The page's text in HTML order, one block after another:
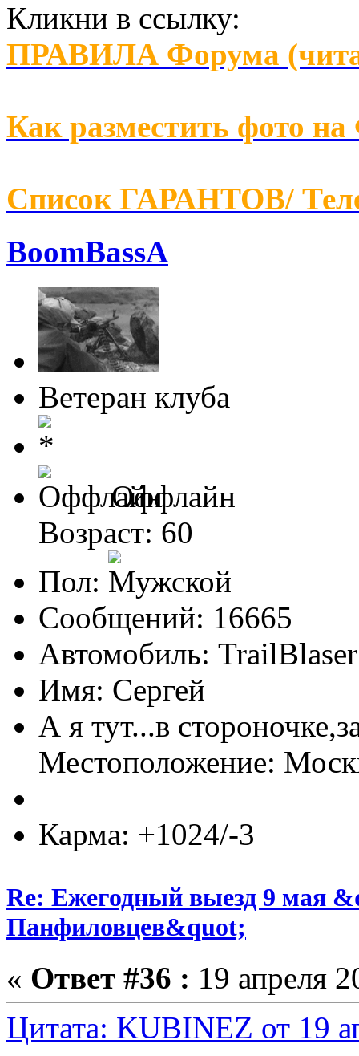
Кликни в ссылку:
ПРАВИЛА Форума
Как разместить фото
Список ГАРАНТОВ/
BoomBassA
Ветеран клуба
Оффлайн
Возраст: 60
Пол:
Сообщений: 16665
Автомобиль:
Имя: Сергей
А я тут...в
Местоположение:
Карма: +1024/-3
Re: Ежегодный выезд 9 мая
Панфиловцев&quot;
« Ответ #36 : 19 апреля
Цитата: KUBINEZ от 19